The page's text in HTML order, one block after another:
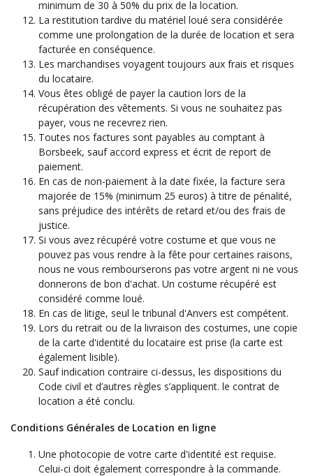
minimum de 30 à 50% du prix de la location.
La restitution tardive du matériel loué sera considérée
comme une prolongation de la durée de location et sera
facturée en conséquence.
Les marchandises voyagent toujours aux frais et risques
du locataire.
Vous êtes obligé de payer la caution lors de la
récupération des vêtements. Si vous ne souhaitez pas
payer, vous ne recevrez rien.
Toutes nos factures sont payables au comptant à
Borsbeek, sauf accord express et écrit de report de
paiement.
En cas de non-paiement à la date fixée, la facture sera
majorée de 15% (minimum 25 euros) à titre de pénalité,
sans préjudice des intérêts de retard et/ou des frais de
justice.
Si vous avez récupéré votre costume et que vous ne
pouvez pas vous rendre à la fête pour certaines raisons,
nous ne vous rembourserons pas votre argent ni ne vous
donnerons de bon d'achat. Un costume récupéré est
considéré comme loué.
En cas de litige, seul le tribunal d'Anvers est compétent.
Lors du retrait ou de la livraison des costumes, une copie
de la carte d'identité du locataire est prise (la carte est
également lisible).
Sauf indication contraire ci-dessus, les dispositions du
Code civil et d’autres règles s’appliquent. le contrat de
location a été conclu.
Conditions Générales de Location en ligne
Une photocopie de votre carte d'identité est requise.
Celui-ci doit également correspondre à la commande.